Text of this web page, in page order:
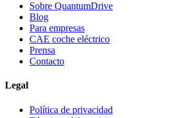
Sobre QuantumDrive
Blog
Para empresas
CAE coche eléctrico
Prensa
Contacto
Legal
Política de privacidad